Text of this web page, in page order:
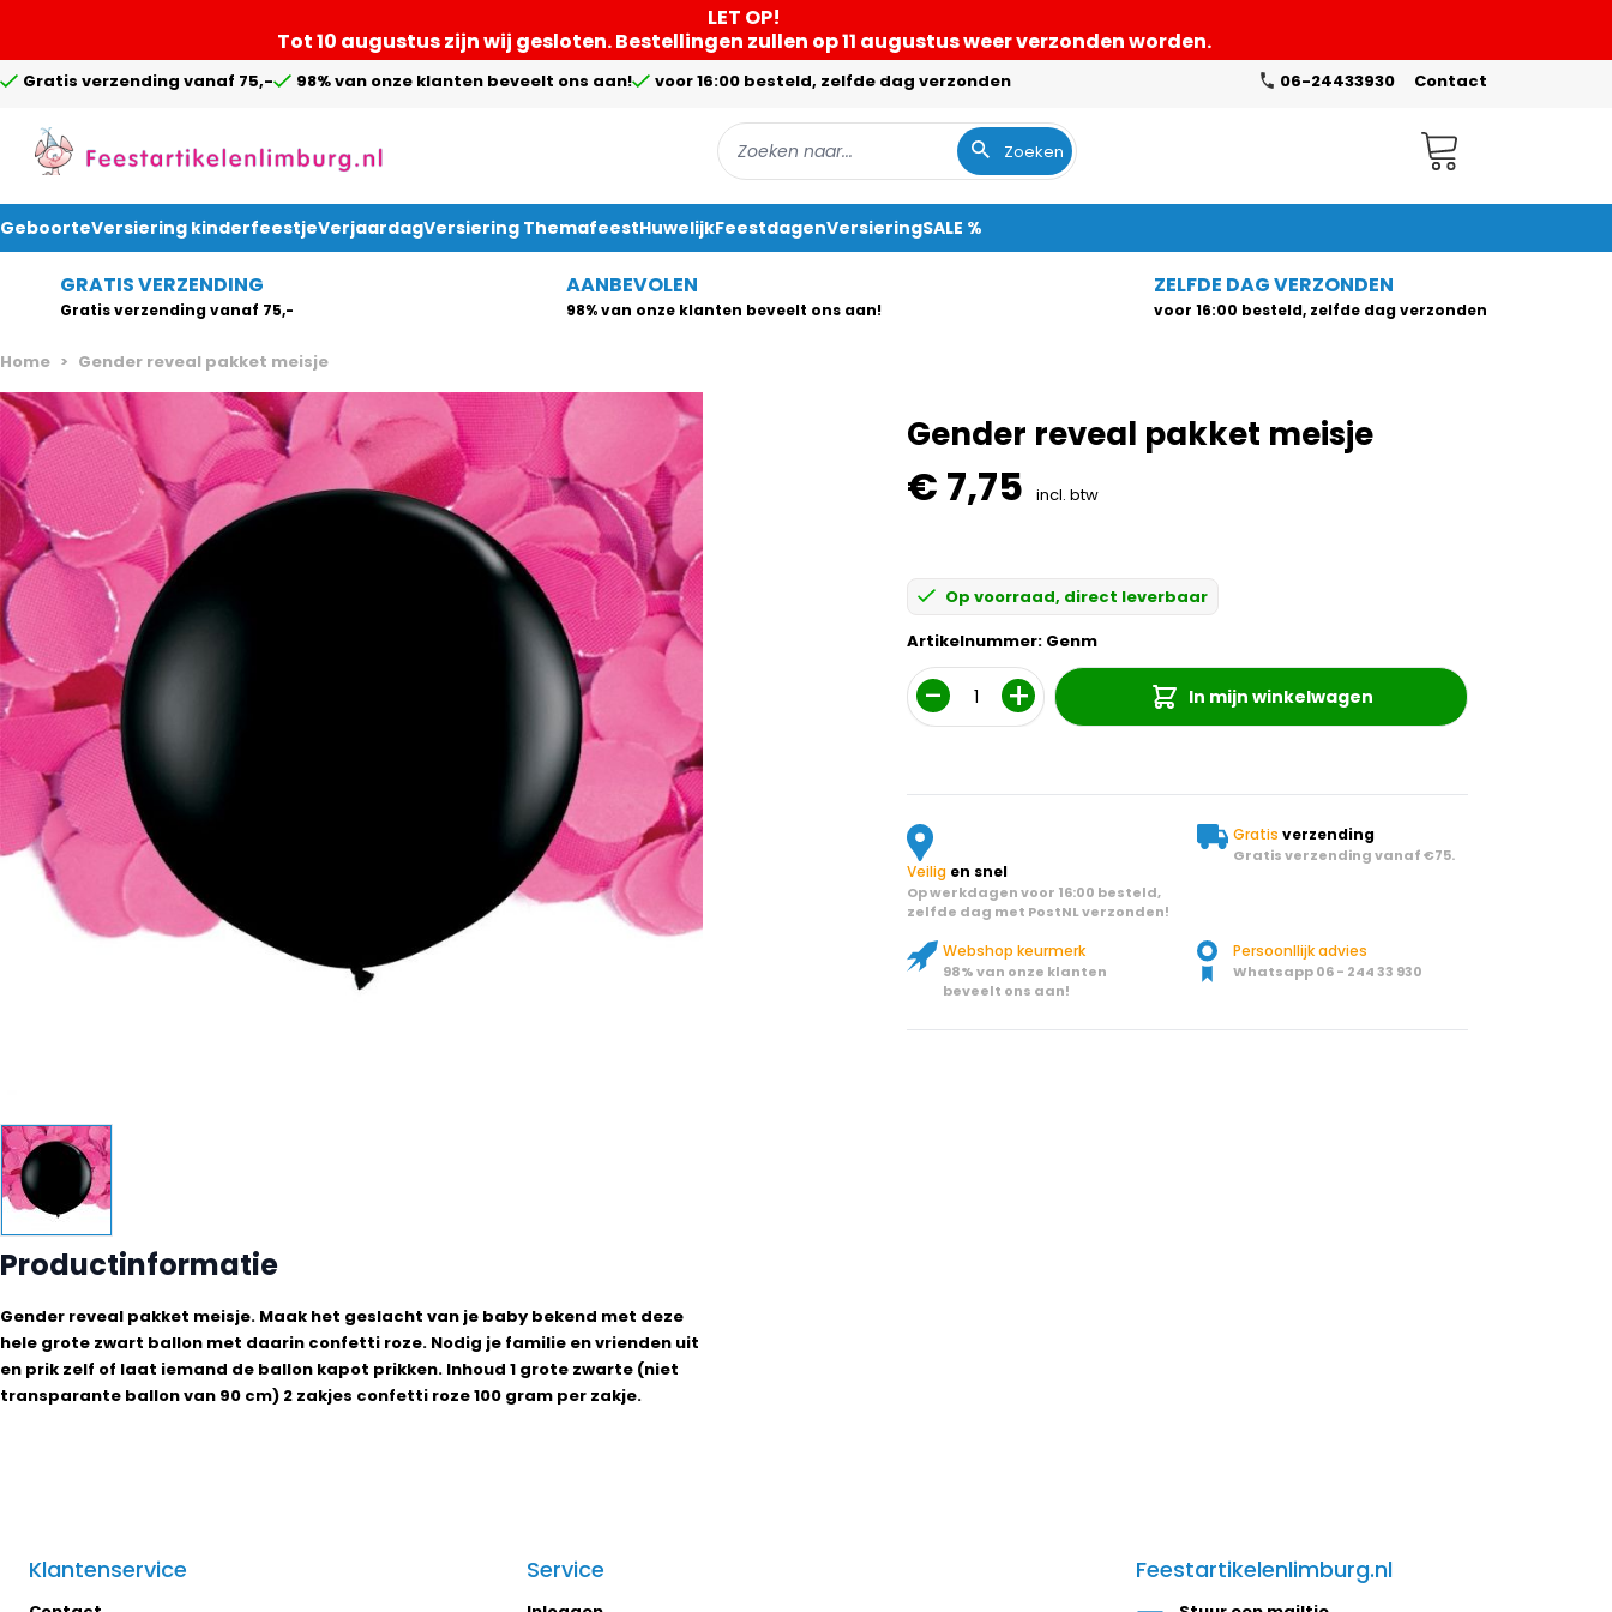
LET OP!
Tot 10 augustus zijn wij gesloten. Bestellingen zullen op 11 augustus weer verzonden worden.
Gratis verzending vanaf 75,- 98% van onze klanten beveelt ons aan! voor 16:00 besteld, zelfde dag verzonden 06-24433930 Contact
Zoeken Winkelwagen
GeboorteVersiering kinderfeestjeVerjaardagVersiering ThemafeestHuwelijkFeestdagenVersieringSALE %
GRATIS VERZENDING
Gratis verzending vanaf 75,-
AANBEVOLEN
98% van onze klanten beveelt ons aan!
ZELFDE DAG VERZONDEN
voor 16:00 besteld, zelfde dag verzonden
Home > Gender reveal pakket meisje
Gender reveal pakket meisje
€ 7,75 incl. btw
Op voorraad, direct leverbaar
Artikelnummer: Genm
Aantal
In mijn winkelwagen
Veilig en snel
Op werkdagen voor 16:00 besteld,
zelfde dag met PostNL verzonden!
Gratis verzending
Gratis verzending vanaf €75.
Webshop keurmerk
98% van onze klanten
beveelt ons aan!
Persoonllijk advies
Whatsapp 06 - 244 33 930
Productinformatie
Gender reveal pakket meisje. Maak het geslacht van je baby bekend met deze
hele grote zwart ballon met daarin confetti roze. Nodig je familie en vrienden uit
en prik zelf of laat iemand de ballon kapot prikken. Inhoud 1 grote zwarte (niet
transparante ballon van 90 cm) 2 zakjes confetti roze 100 gram per zakje.
Klantenservice Service Feestartikelenlimburg.nl